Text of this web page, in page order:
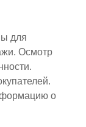
для
Осмотр
о